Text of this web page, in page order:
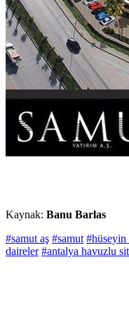
Kaynak: Banu Barlas
#samut aş #samut #hüseyin
daireler #antalya havuzlu